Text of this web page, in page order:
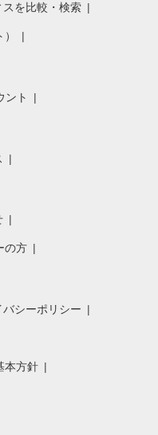
スを比較・検索
ント
の方
バシーポリシー
本方針